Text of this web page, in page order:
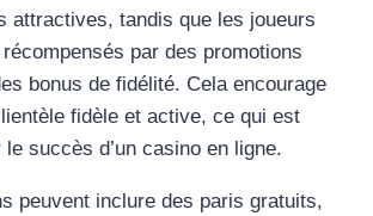
attractives, tandis que les joueurs
par des promotions
bonus de fidélité. Cela encourage
fidèle et active, ce qui est
succès d’un casino en ligne.
peuvent inclure des paris gratuits,